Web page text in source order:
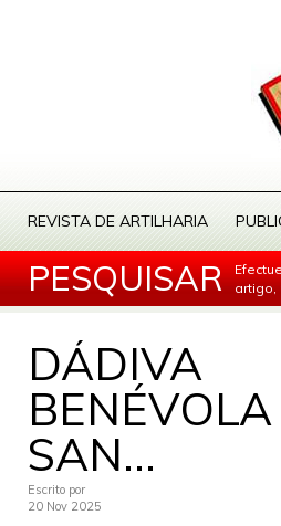
REVISTA DE ARTILHARIA
PESQUISAR
artigo,
DÁDIVA
SAN...
Escrito por
20 Nov 2025